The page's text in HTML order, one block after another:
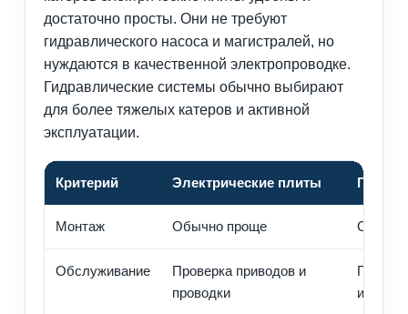
достаточно просты. Они не требуют
гидравлического насоса и магистралей, но
нуждаются в качественной электропроводке.
Гидравлические системы обычно выбирают
для более тяжелых катеров и активной
эксплуатации.
Критерий Электрические плиты
Монтаж Обычно проще
Обслуживание
Проверка приводов и
проводки
и